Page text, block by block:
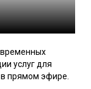
услуг для
прямом эфире.